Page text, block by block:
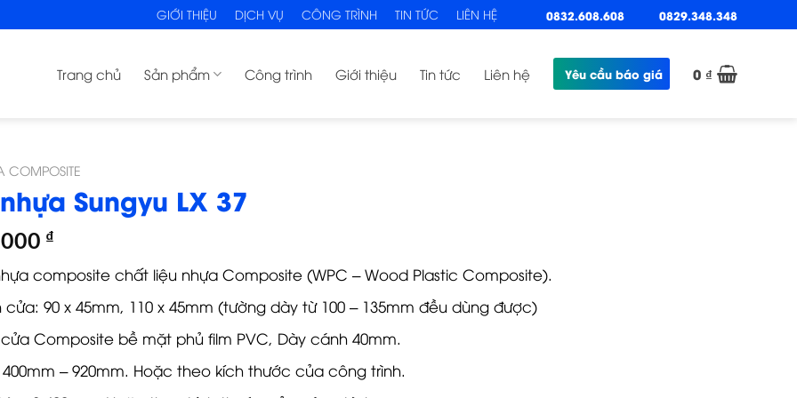
GIỚI THIỆU DỊCH VỤ CÔNG TRÌNH TIN TỨC LIÊN HỆ 0832.608.608 0829.348.348
Trang chủ Sản phẩm Công trình Giới thiệu Tin tức Liên hệ Yêu cầu báo giá 0 ₫
COMPOSITE
Sungyu LX 37
₫
composite chất liệu nhựa Composite (WPC – Wood Plastic Composite).
cửa: 90 x 45mm, 110 x 45mm (tường dày từ 100 – 135mm đều dùng được)
Composite bề mặt phủ film PVC, Dày cánh 40mm.
400mm – 920mm. Hoặc theo kích thước của công trình.